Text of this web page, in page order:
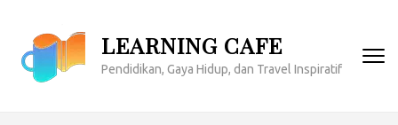
konten
(Tekan
LEARNING CAFE
Pendidikan, Gaya Hidup, dan Travel Inspiratif